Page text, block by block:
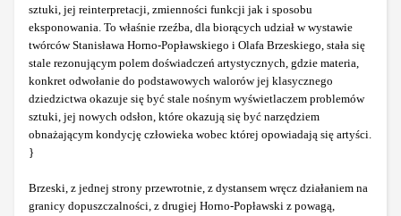
sztuki, jej reinterpretacji, zmienności funkcji jak i sposobu
eksponowania. To właśnie rzeźba, dla biorących udział w wystawie
twórców Stanisława Horno-Popławskiego i Olafa Brzeskiego, stała się
stale rezonującym polem doświadczeń artystycznych, gdzie materia,
konkret odwołanie do podstawowych walorów jej klasycznego
dziedzictwa okazuje się być stale nośnym wyświetlaczem problemów
sztuki, jej nowych odsłon, które okazują się być narzędziem
obnażającym kondycję człowieka wobec której opowiadają się artyści.
}
Brzeski, z jednej strony przewrotnie, z dystansem wręcz działaniem na
granicy dopuszczalności, z drugiej Horno-Popławski z powagą,